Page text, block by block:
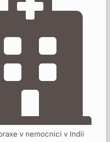
v nemocnici v Indii